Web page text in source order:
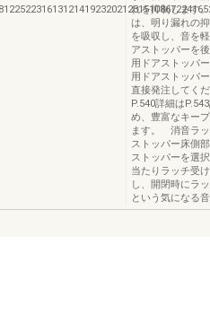
れを抑制します
は、明り漏れの
を吸収し、音を
アストッパーを
用ドアストッパ
用ドアストッパ
直接発注してく
P.540詳細は
め、豊富なキー
ます。 消音ラッ
ストッパー床側
ストッパーを選
当たりラッチ受
し、開閉時にラ
という気になる